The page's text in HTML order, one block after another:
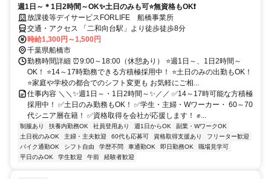
週1日～＊1日2時間～OK✨土日のみも可⭐無資格もOK❗
放課後等デイサービスFORLIFE 船橋事業所
交通・アクセス 「二和向台駅」より徒歩徒歩8分
時給1,300円～1,500円
千葉県船橋市
勤務時間詳細 ⏰9:00～18:00（休憩あり） ⭐週1日～、1日2時間～
OK！ ⭐14～17時勤務できる方積極採用中！ ⭐土日のみの出勤もOK！
⭐家庭や学校の都合でのシフト変更も お気軽にご相...
仕事内容 ＼＼✨週1日～・1日2時間～✨／／ ✅14～17時可能な方積極
採用中！ ✅土日のみ勤務もOK！ ✅学生・主婦・Wワーカー・ 60～70
代シニア層在籍！ ✅資格取得を会社が応援します！ ✊...
制服あり 扶養内勤務OK 社員登用あり 週1日からOK
副業・WワークOK
土日祝のみOK
主婦・主夫歓迎 60代も応募可 資格取得支援あり
フリーター歓迎
バイク通勤OK
シフト自由 学歴不問 車通勤OK 即日勤務OK
職場見学可
平日のみOK
学生歓迎 午前 経験者歓迎